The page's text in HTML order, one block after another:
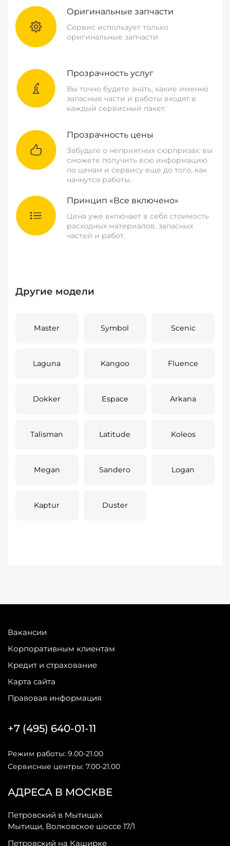
Оригинальные запчасти
Сервис использует только
оригинальные запчасти
Прозрачность услуг
Вы точно будете знать, какие именно
запасные части и работы входят в
каждый сервисный пакет.
Прозрачность цены
Забудьте о неприятных сюрпризах: вы
сможете получить всю информацию
по ценам и сервису еще до того, как
начнутся работы.
Принцип «Все включено»
Цена уже включает в себя стоимость
расходных материалов, запасных
частей и работ.
Другие модели
Master Symbol Scenic
Laguna Kangoo Fluence
Dokker Espace Arkana
Talisman Latitude Koleos
Megan Sandero Logan
Kaptur Duster
Вакансии
Корпоративным клиентам
Кредит и страхование
Карта сайта
Правовая информация
АДРЕСА В МОСКВЕ
Петровский в Мытищах
Мытищи, Волковское шоссе 17/1
Петровский на Каширке
+7 (495) 640-01-11
Режим работы: 9.00-21.00
Сервисные центры: 7.00-21.00